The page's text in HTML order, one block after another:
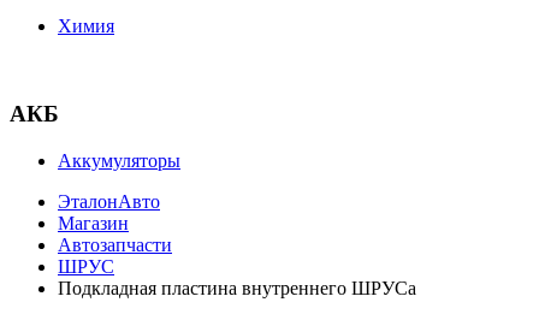
Химия
АКБ
Аккумуляторы
ЭталонАвто
Магазин
Автозапчасти
ШРУС
Подкладная пластина внутреннего ШРУСа